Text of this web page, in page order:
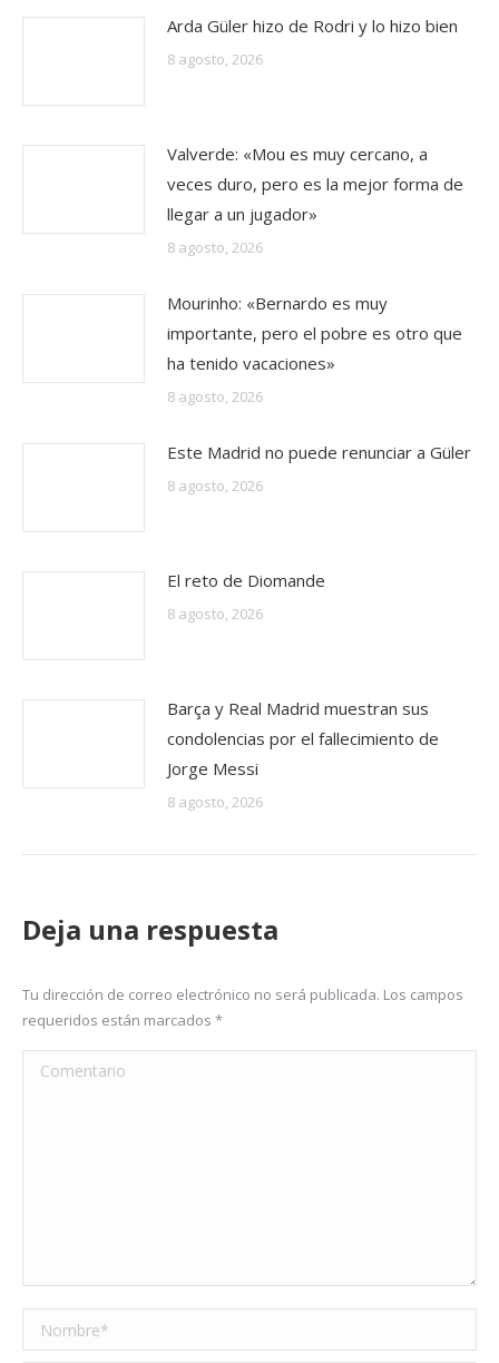
Arda Güler hizo de Rodri y lo hizo bien
8 agosto, 2026
Valverde: «Mou es muy cercano, a
veces duro, pero es la mejor forma de
llegar a un jugador»
8 agosto, 2026
Mourinho: «Bernardo es muy
importante, pero el pobre es otro que
ha tenido vacaciones»
8 agosto, 2026
Este Madrid no puede renunciar a Güler
8 agosto, 2026
El reto de Diomande
8 agosto, 2026
Barça y Real Madrid muestran sus
condolencias por el fallecimiento de
Jorge Messi
8 agosto, 2026
Deja una respuesta
Tu dirección de correo electrónico no será publicada. Los campos
requeridos están marcados *
Comentario
Nombre *